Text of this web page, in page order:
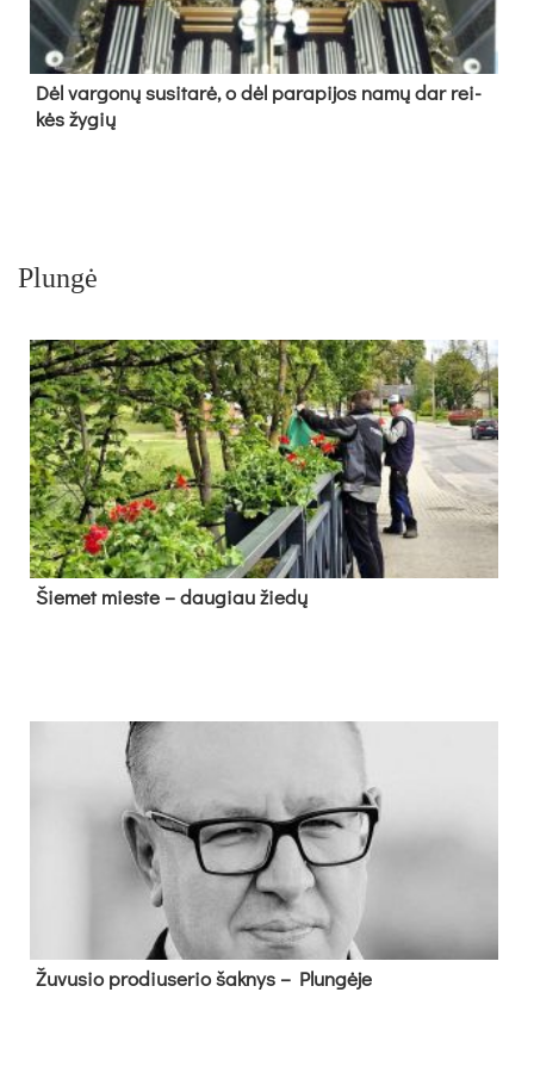
Dėl var­go­nų su­si­ta­rė, o dėl pa­ra­pi­jos na­mų dar rei­
kės žy­gių
Plungė
Šie­met mies­te – dau­giau žie­dų
Žu­vu­sio pro­diu­se­rio šak­nys – Plun­gė­je